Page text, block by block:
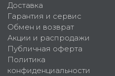
Доставка
Гарантия и сервис
Обмен и возврат
Акции и распродажи
Публичная оферта
Политика
конфиденциальности